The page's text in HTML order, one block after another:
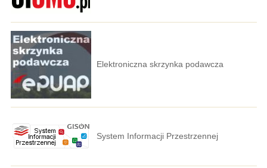
Elektroniczna skrzynka podawcza
System Informacji Przestrzennej